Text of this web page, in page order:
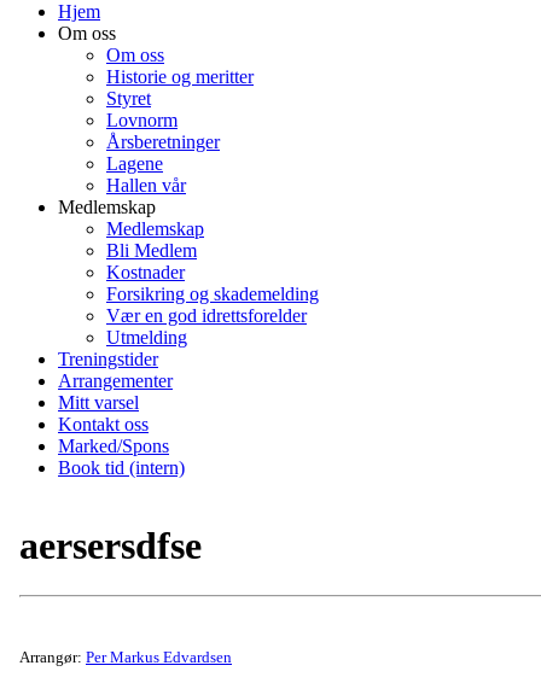
Hjem
Om oss
Om oss
Historie og meritter
Styret
Lovnorm
Årsberetninger
Lagene
Hallen vår
Medlemskap
Medlemskap
Bli Medlem
Kostnader
Forsikring og skademelding
Vær en god idrettsforelder
Utmelding
Treningstider
Arrangementer
Mitt varsel
Kontakt oss
Marked/Spons
Book tid (intern)
aersersdfse
Arrangør: Per Markus Edvardsen